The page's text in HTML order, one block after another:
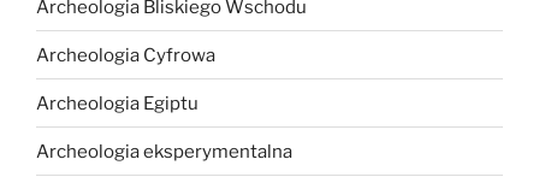
Archeologia Bliskiego Wschodu
Archeologia Cyfrowa
Archeologia Egiptu
Archeologia eksperymentalna